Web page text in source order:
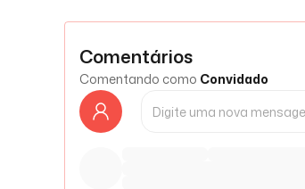
Comentários
Comentando como Convidado